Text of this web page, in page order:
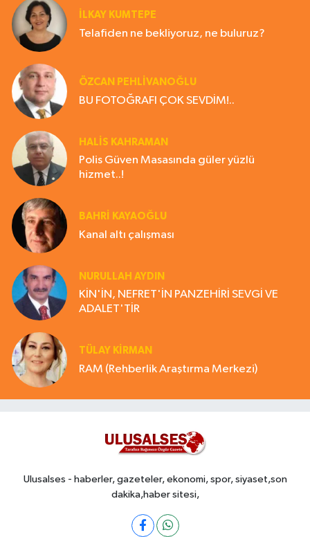
İLKAY KUMTEPE
Telafiden ne bekliyoruz, ne buluruz?
ÖZCAN PEHLİVANOĞLU
BU FOTOĞRAFI ÇOK SEVDİM!..
HALIS KAHRAMAN
Polis Güven Masasında güler yüzlü
hizmet..!
BAHRI KAYAOĞLU
Kanal altı çalışması
NURULLAH AYDIN
KİN'İN, NEFRET'İN PANZEHİRİ SEVGİ VE
ADALET'TİR
TÜLAY KİRMAN
RAM (Rehberlik Araştırma Merkezi)
Ulusalses - haberler, gazeteler, ekonomi, spor, siyaset,son
dakika,haber sitesi,